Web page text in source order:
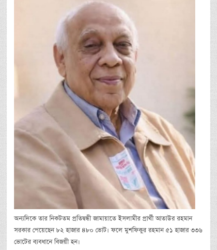
অন্যদিকে তার নিকটতম প্রতিদ্বন্ধী জামায়াতে ইসলামীর প্রার্থী আতাউর রহমান
সরকার পেয়েছেন ৮২ হাজার ৪৮০ ভোট। ফলে মুশফিকুর রহমান ৫১ হাজার ৩৩৬
ভোটের ব্যবধানে বিজয়ী হন।